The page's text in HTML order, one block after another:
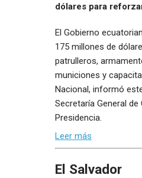
dólares para
El Gobierno
175 millones de
patrulleros,
municiones y
Nacional, informó
Secretaría General
Presidencia.
Leer más
El Salvador